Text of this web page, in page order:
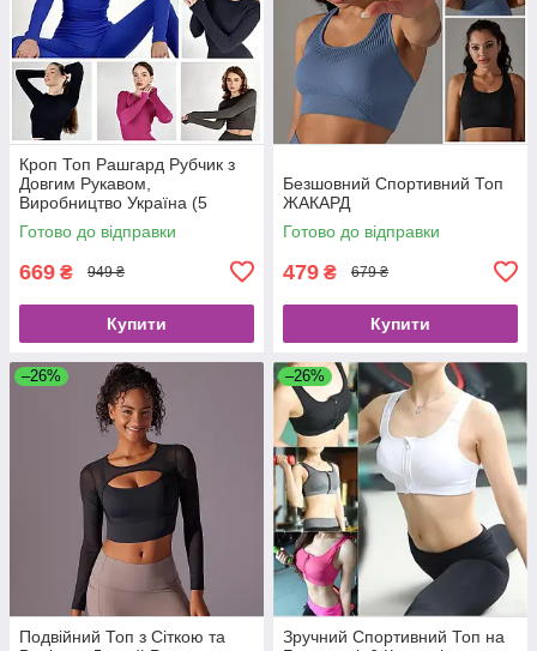
Кроп Топ Рашгард Рубчик з
Довгим Рукавом,
Виробництво Україна (5
Кольорів)
Готово до відправки
669 ₴ 949 ₴
Купити
Безшовний Спортивний Топ
ЖАКАРД
Готово до відправки
479 ₴ 679 ₴
Купити
–26%
Подвійний Топ з Сіткою та
–26%
Зручний Спортивний Топ на